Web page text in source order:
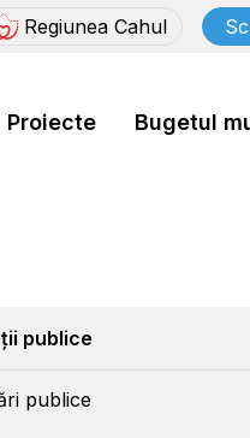
Regiunea Cahul
Proiecte Bugetul
publice
publice